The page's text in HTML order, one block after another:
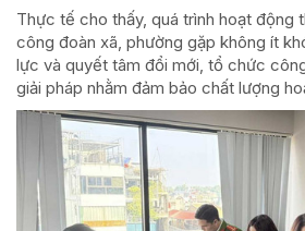
Thực tế cho thấy, quá trình hoạt động
công đoàn xã, phường gặp không ít
lực và quyết tâm đổi mới, tổ chức
giải pháp nhằm đảm bảo chất lượng